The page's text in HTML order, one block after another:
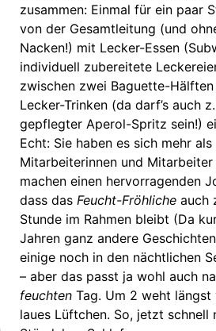
zusammen: Einmal für ein paar
von der Gesamtleitung (und
Nacken!) mit Lecker-Essen
individuell zubereitete
zwischen zwei Baguette-
Lecker-Trinken (da darf’s auch
gepflegter Aperol-Spritz sein!)
Echt: Sie haben es sich mehr
Mitarbeiterinnen und Mitarbeiter
machen einen hervorragenden
dass das Feucht-Fröhliche auch
Stunde im Rahmen bleibt (Da
Jahren ganz andere
einige noch in den nächtlichen
– aber das passt ja wohl auch
feuchten Tag. Um 2 weht
laues Lüftchen. So, jetzt schnell